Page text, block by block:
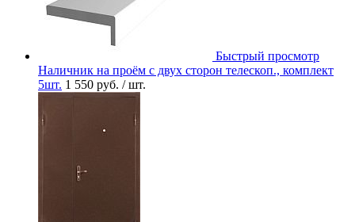
Быстрый просмотр
Наличник на проём с двух сторон телескоп., комплект
5шт. 1 550 руб. / шт.